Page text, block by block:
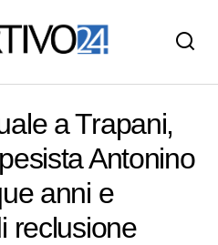
anni e quattro mesi di
a Trapani,
Antonino
anni e
reclusione